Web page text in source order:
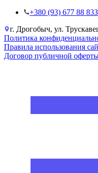
+38‎0 (93) 677 88 83
г. Дрогобыч, ул.
Политика
Правила использования
Договор публичной